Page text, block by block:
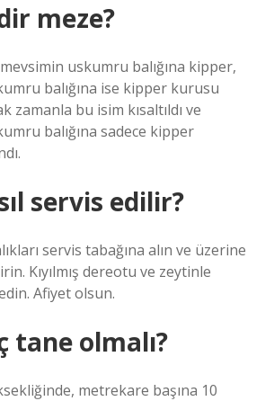
meze?
uskumru balığına kipper,
balığına ise kipper kurusu
zamanla bu isim kısaltıldı ve
balığına sadece kipper
servis edilir?
servis tabağına alın ve üzerine
Kıyılmış dereotu ve zeytinle
Afiyet olsun.
tane olmalı?
metrekare başına 10